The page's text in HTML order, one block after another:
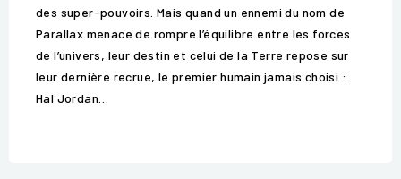
des super-pouvoirs. Mais quand un ennemi du nom de
Parallax menace de rompre l’équilibre entre les forces
de l’univers, leur destin et celui de la Terre repose sur
leur dernière recrue, le premier humain jamais choisi :
Hal Jordan…